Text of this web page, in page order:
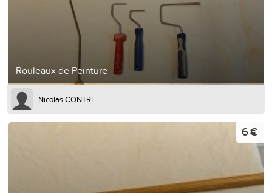
Rouleaux de Peinture
Nicolas CONTRI
6 €